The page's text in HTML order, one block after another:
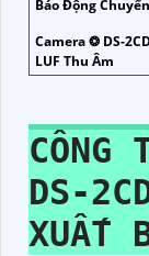
Báo Động
Camera ❂ DS-
LUF Thu Âm
CÔNG
DS-
XUẤT